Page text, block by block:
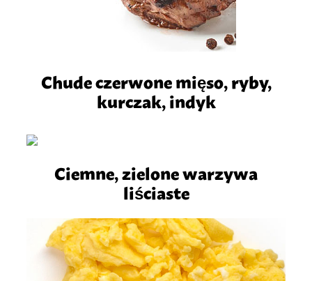
Chude czerwone mięso, ryby,
kurczak, indyk
Ciemne, zielone warzywa
liściaste